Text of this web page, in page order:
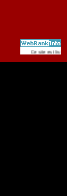
Ce site est list�